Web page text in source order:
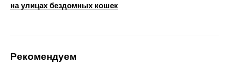
на улицах бездомных кошек
Рекомендуем